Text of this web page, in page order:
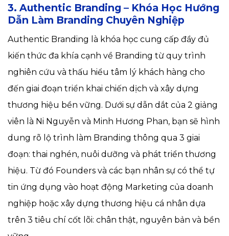
3. Authentic Branding – Khóa Học Hướng
Dẫn Làm Branding Chuyên Nghiệp
Authentic Branding là khóa học cung cấp đầy đủ
kiến thức đa khía cạnh về Branding từ quy trình
nghiên cứu và thấu hiểu tâm lý khách hàng cho
đến giai đoạn triển khai chiến dịch và xây dựng
thương hiệu bền vững. Dưới sự dẫn dắt của 2 giảng
viên là Ni Nguyễn và Minh Hương Phan, bạn sẽ hình
dung rõ lộ trình làm Branding thông qua 3 giai
đoạn: thai nghén, nuôi dưỡng và phát triển thương
hiệu. Từ đó Founders và các bạn nhân sự có thể tự
tin ứng dụng vào hoạt động Marketing của doanh
nghiệp hoặc xây dựng thương hiệu cá nhân dựa
trên 3 tiêu chí cốt lõi: chân thật, nguyên bản và bền